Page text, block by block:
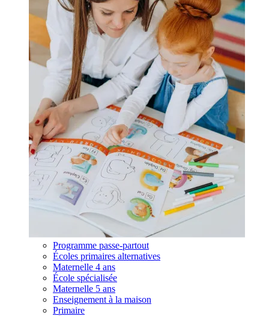
Programme passe-partout
Écoles primaires alternatives
Maternelle 4 ans
École spécialisée
Maternelle 5 ans
Enseignement à la maison
Primaire